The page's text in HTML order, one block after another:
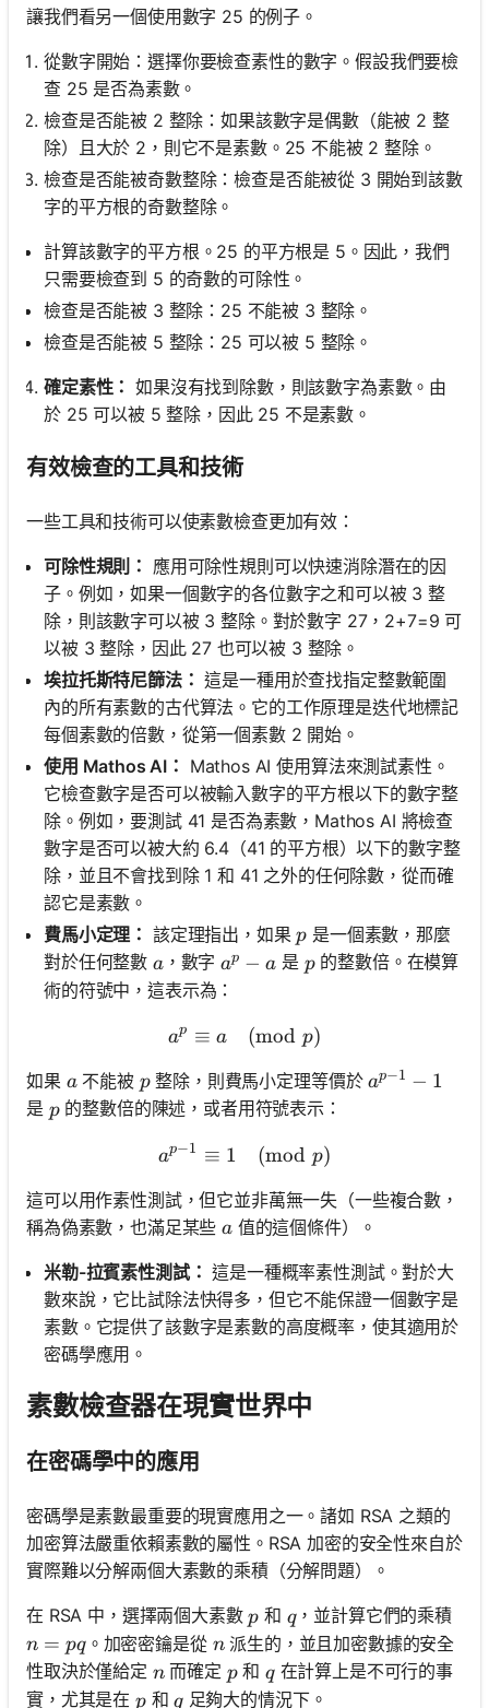
讓我們看另一個使用數字 25 的例子。
從數字開始：選擇你要檢查素性的數字。假設我們要檢
查 25 是否為素數。
檢查是否能被 2 整除：如果該數字是偶數（能被 2 整
除）且大於 2，則它不是素數。25 不能被 2 整除。
檢查是否能被奇數整除：檢查是否能被從 3 開始到該數
字的平方根的奇數整除。
計算該數字的平方根。25 的平方根是 5。因此，我們
只需要檢查到 5 的奇數的可除性。
檢查是否能被 3 整除：25 不能被 3 整除。
檢查是否能被 5 整除：25 可以被 5 整除。
確定素性： 如果沒有找到除數，則該數字為素數。由
於 25 可以被 5 整除，因此 25 不是素數。
有效檢查的工具和技術
一些工具和技術可以使素數檢查更加有效：
可除性規則： 應用可除性規則可以快速消除潛在的因
子。例如，如果一個數字的各位數字之和可以被 3 整
除，則該數字可以被 3 整除。對於數字 27，2+7=9 可
以被 3 整除，因此 27 也可以被 3 整除。
埃拉托斯特尼篩法： 這是一種用於查找指定整數範圍
內的所有素數的古代算法。它的工作原理是迭代地標記
每個素數的倍數，從第一個素數 2 開始。
使用 Mathos AI： Mathos AI 使用算法來測試素性。
它檢查數字是否可以被輸入數字的平方根以下的數字整
除。例如，要測試 41 是否為素數，Mathos AI 將檢查
數字是否可以被大約 6.4（41 的平方根）以下的數字整
除，並且不會找到除 1 和 41 之外的任何除數，從而確
認它是素數。
費馬小定理： 該定理指出，如果p
p 是一個素數，那麼
對於任何整數 a
a，數字a^p - a
ap − a 是 p
p的整數倍。在模算
術的符號中，這表示為：
a^p \equiv a \pmod{p}
ap ≡ a (mod p)
如果 a
a不能被 p
p整除，則費馬小定理等價於a^{p-1} - 1
ap−1 − 1
是 p
p的整數倍的陳述，或者用符號表示：
a^{p-1} \equiv 1
ap−1 ≡ 1 (mod p)
這可以用作素性測試，但它並非萬無一失（一些複合數，
稱為偽素數，也滿足某些a
a值的這個條件）。
米勒-拉賓素性測試： 這是一種概率素性測試。對於大
數來說，它比試除法快得多，但它不能保證一個數字是
素數。它提供了該數字是素數的高度概率，使其適用於
密碼學應用。
素數檢查器在現實世界中
在密碼學中的應用
密碼學是素數最重要的現實應用之一。諸如 RSA 之類的
加密算法嚴重依賴素數的屬性。RSA 加密的安全性來自於
實際難以分解兩個大素數的乘積（分解問題）。
在 RSA 中，選擇兩個大素數p
p 和 q
q，並計算它們的乘積
n = pq
n = pq。加密密鑰是從 n
n派生的，並且加密數據的安全
性取決於僅給定 n
n而確定 p
p和q
q在計算上是不可行的事
實，尤其是在 p
p和q
q足夠大的情況下。